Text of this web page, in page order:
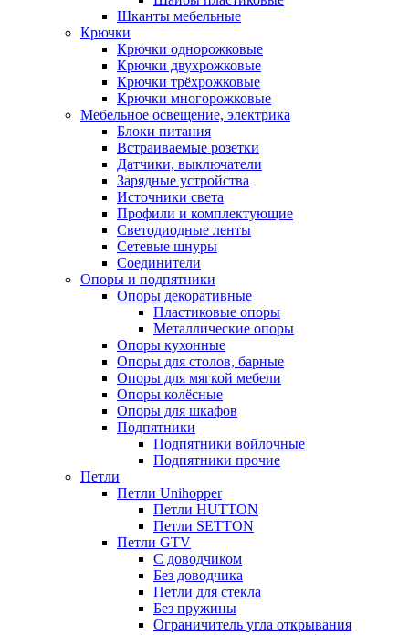
Шканты мебельные
Крючки
Крючки однорожковые
Крючки двухрожковые
Крючки трёхрожковые
Крючки многорожковые
Мебельное освещение, электрика
Блоки питания
Встраиваемые розетки
Датчики, выключатели
Зарядные устройства
Источники света
Профили и комплектующие
Светодиодные ленты
Сетевые шнуры
Соединители
Опоры и подпятники
Опоры декоративные
Пластиковые опоры
Металлические опоры
Опоры кухонные
Опоры для столов, барные
Опоры для мягкой мебели
Опоры колёсные
Опоры для шкафов
Подпятники
Подпятники войлочные
Подпятники прочие
Петли
Петли Unihopper
Петли HUTTON
Петли SETTON
Петли GTV
С доводчиком
Без доводчика
Петли для стекла
Без пружины
Ограничитель угла открывания